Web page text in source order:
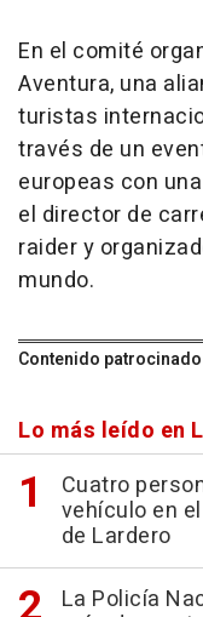
En el comité
Aventura, una
turistas
través de un
europeas con
el director de
raider y
mundo.
Contenido patrocinado
Lo más leído en
Cuatro
vehículo en
de Lardero
La Policía